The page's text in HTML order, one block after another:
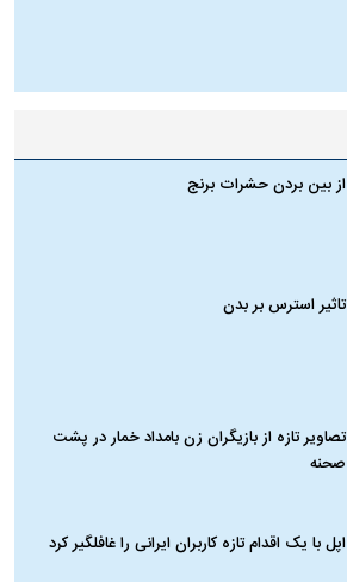
از بین بردن حشرات برنج
تاثیر استرس بر بدن
تصاویر تازه از بازیگران زن بامداد خمار در پشت
صحنه
اپل با یک اقدام تازه کاربران ایرانی را غافلگیر کرد